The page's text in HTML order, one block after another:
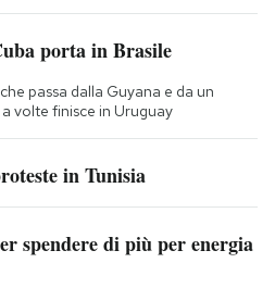
porta in Brasile
passa dalla Guyana e da un
volte finisce in Uruguay
in Tunisia
spendere di più per energia